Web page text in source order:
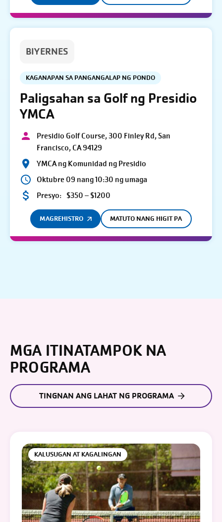
BIYERNES
KAGANAPAN SA PANGANGALAP NG PONDO
Paligsahan sa Golf ng Presidio
YMCA
Presidio Golf Course, 300 Finley Rd, San
Francisco, CA 94129
YMCA ng Komunidad ng Presidio
Oktubre 09 nang 10:30 ng umaga
Presyo: $350 – $1200
MAGREHISTRO MATUTO NANG HIGIT PA
MGA ITINATAMPOK NA
PROGRAMA
TINGNAN ANG LAHAT NG PROGRAMA
KALUSUGAN AT KAGALINGAN